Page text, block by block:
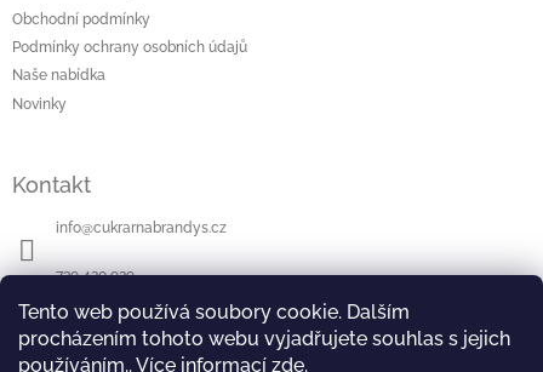
Tento web používá soubory cookie. Dalším
procházením tohoto webu vyjadřujete souhlas s jejich
používáním.. Více informací zde.
Obchodní podmínky
Podmínky ochrany osobních údajů
Naše nabídka
Novinky
Kontakt
info@cukrarnabrandys.cz
739 420 929
Sledujte nás na Facebooku